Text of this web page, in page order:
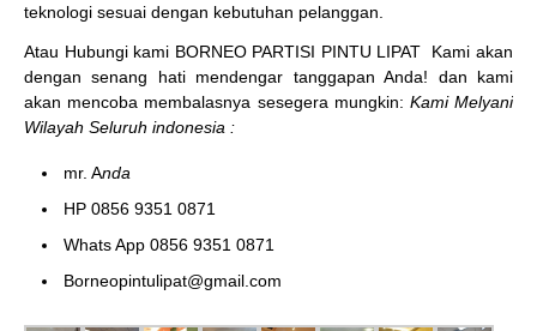
teknologi sesuai dengan kebutuhan pelanggan.
Atau Hubungi kami BORNEO PARTISI PINTU LIPAT
Kami akan
dengan senang hati mendengar tanggapan Anda! dan kami
akan mencoba membalasnya sesegera mungkin: Kami Melyani
Wilayah Seluruh indonesia :
mr. Anda
HP 0856 9351 0871
Whats App 0856 9351 0871
Borneopintulipat@gmail.com